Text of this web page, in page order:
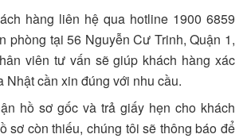
hàng liên hệ qua hotline 1900 6859
phòng tại 56 Nguyễn Cư Trinh, Quận 1,
viên tư vấn sẽ giúp khách hàng xác
Nhật cần xin đúng với nhu cầu.
hồ sơ gốc và trả giấy hẹn cho khách
sơ còn thiếu, chúng tôi sẽ thông báo để